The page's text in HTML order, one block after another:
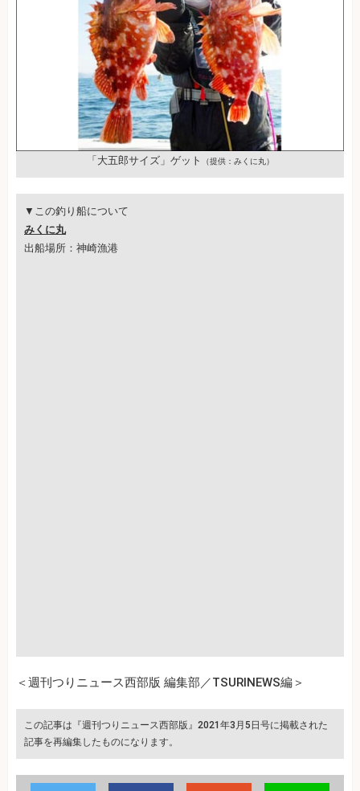
「大五郎サイズ」ゲット （提供：みくに丸）
▼この釣り船について
みくに丸
出船場所：神崎漁港
＜週刊つりニュース西部版 編集部／TSURINEWS編＞
この記事は『週刊つりニュース西部版』2021年3月5日号に掲載された
記事を再編集したものになります。